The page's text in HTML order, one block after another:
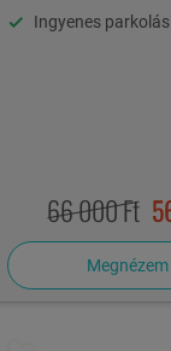
Ingyenes parkolás
66 000 Ft
Megnézem